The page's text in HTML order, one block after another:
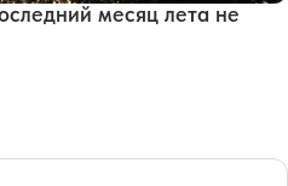
месяц лета не